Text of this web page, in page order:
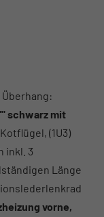
schwarz mit
(1U3)
inkl. 3
Länge
vorne,